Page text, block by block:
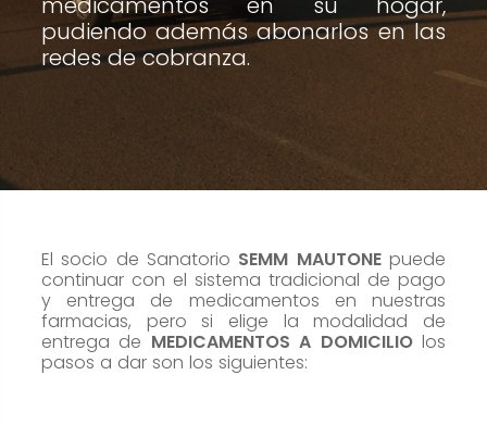
pudiendo además abonarlos en las
redes de cobranza.
El socio de Sanatorio SEMM MAUTONEpuede
continuar con el sistema tradicional de pago
y entrega de medicamentos en nuestras
farmacias, pero si elige la modalidad de
entrega de MEDICAMENTOS A DOMICILIOlos
pasos a dar son los siguientes:
Estas
Son
necesarias
para que
web.
Estadísticas
Para que